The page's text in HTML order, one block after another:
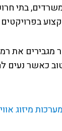
בתי
כאשר נעים
מערכות מיזוג